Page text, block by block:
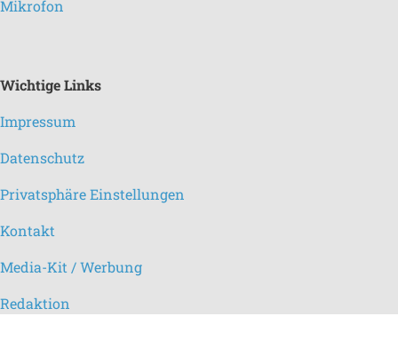
Wichtige Links
Impressum
Datenschutz
Privatsphäre Einstellungen
Kontakt
Media-Kit / Werbung
Redaktion